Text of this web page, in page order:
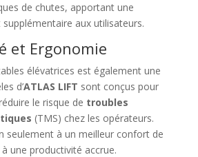
de chutes, apportant une
supplémentaire aux utilisateurs.
et Ergonomie
élévatrices est également une
d’ATLAS LIFT sont conçus pour
le risque de troubles
(TMS) chez les opérateurs.
seulement à un meilleur confort de
une productivité accrue.